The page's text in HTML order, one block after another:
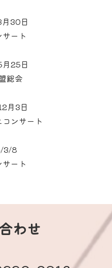
30日
ート
25日
総会
月3日
ンサート
3/8
ート
わせ